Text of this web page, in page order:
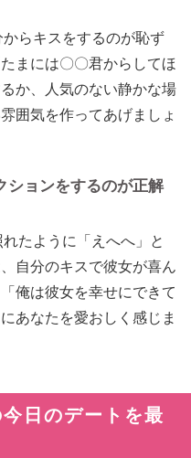
らキスをするのが恥ず
まには〇〇君からしてほ
か、人気のない静かな場
囲気を作ってあげましょ
ションをするのが正解
たように「えへへ」と
自分のキスで彼女が喜ん
俺は彼女を幸せにできて
あなたを愛おしく感じま
日のデートを最